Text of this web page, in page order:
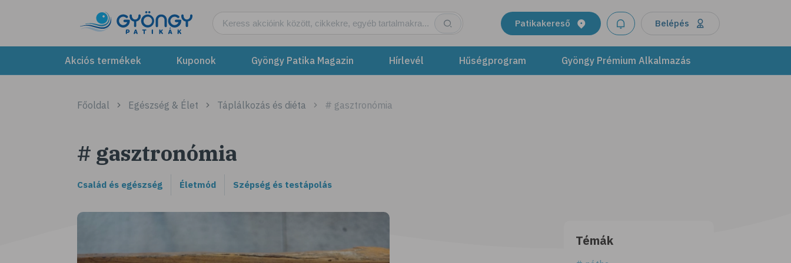
Patikakereső Belépés
Akciós termékek Kuponok Gyöngy Patika Magazin Hírlevél Hűségprogram Gyöngy Prémium Alkalmazás
Főoldal Egészség & Élet Táplálkozás és diéta # gasztronómia
# gasztronómia
Család és egészség Életmód Szépség és testápolás
Témák